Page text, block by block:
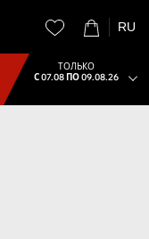
RU
ТОЛЬКО
С 07.08 ПО 09.08.26